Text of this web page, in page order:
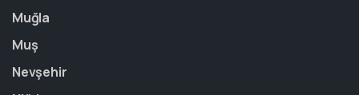
Muğla
Muş
Nevşehir